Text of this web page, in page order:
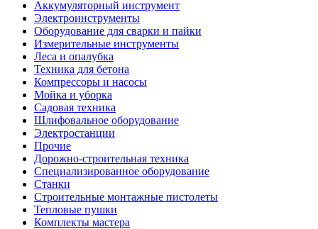
Аккумуляторный инструмент
Электроинструменты
Оборудование для сварки и пайки
Измерительные инструменты
Леса и опалубка
Техника для бетона
Компрессоры и насосы
Мойка и уборка
Садовая техника
Шлифовальное оборудование
Электростанции
Прочие
Дорожно-строительная техника
Специализированное оборудование
Станки
Строительные монтажные пистолеты
Тепловые пушки
Комплекты мастера